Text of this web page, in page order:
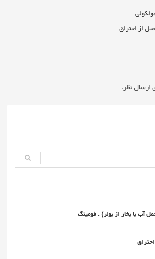
از احتراق
ارسال نظر.
آب با بخار از بولر) . فومینگ
احتراق